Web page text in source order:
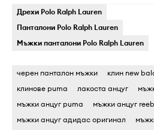
Дрехи Polo Ralph Lauren
Панталони Polo Ralph Lauren
Мъжки панталони Polo Ralph Lauren
черен панталон мъжки клин new
клинове puma
лакоста анцуг
мъжки анцуг puma
мъжки анцуг
мъжки анцуг адидас оригинал